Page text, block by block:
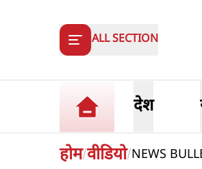
ALL SECTION
देश
होम/वीडियो/NEWS